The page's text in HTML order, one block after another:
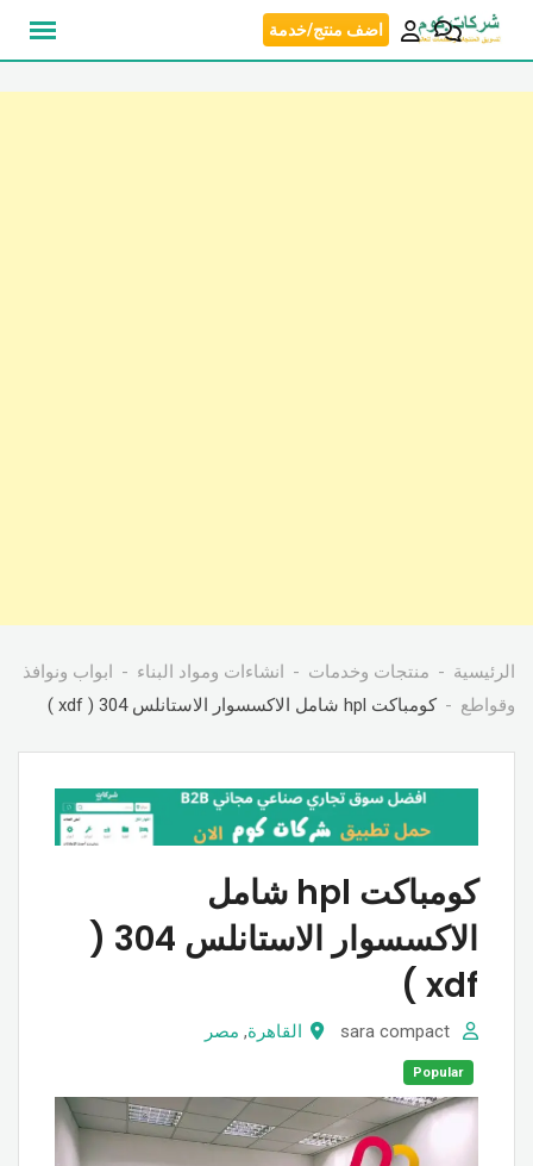
انتقل
اضف منتج/خدمة
الرئيسية منتجات وخدمات انشاءات ومواد البناء
ابواب ونوافذ
وقواطع
كومباكت hpl شامل الاكسسوار الاستانلس 304 ( xdf )
كومباكت hpl شامل
الاكسسوار الاستانلس 304 (
xdf )
القاهرة, مصر
Popular